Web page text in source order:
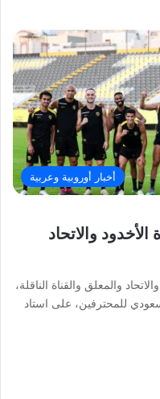
أخبار أوروبية وعربية
والاتحاد
والمعلق والقناة الناقلة،
للمحترفين، على استاد